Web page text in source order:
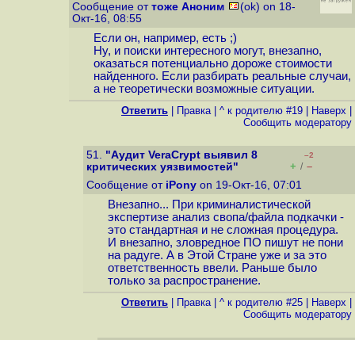
Сообщение от тоже Аноним
(ok) on 18-
Окт-16, 08:55
Если он, например, есть ;)
Ну, и поиски интересного могут, внезапно,
оказаться потенциально дороже стоимости
найденного. Если разбирать реальные случаи,
а не теоретически возможные ситуации.
Ответить Правка| ^ к родителю #19 Наверх
Cообщить модератору
51. "Аудит VeraCrypt выявил 8
критических уязвимостей"
–2
+ / –
Сообщение от iPony on 19-Окт-16, 07:01
Внезапно... При криминалистической
экспертизе анализ свопа/файла подкачки -
это стандартная и не сложная процедура.
И внезапно, зловредное ПО пишут не пони
на радуге. А в Этой Стране уже и за это
ответственность ввели. Раньше было
только за распространение.
Ответить Правка| ^ к родителю #25 Наверх
Cообщить модератору